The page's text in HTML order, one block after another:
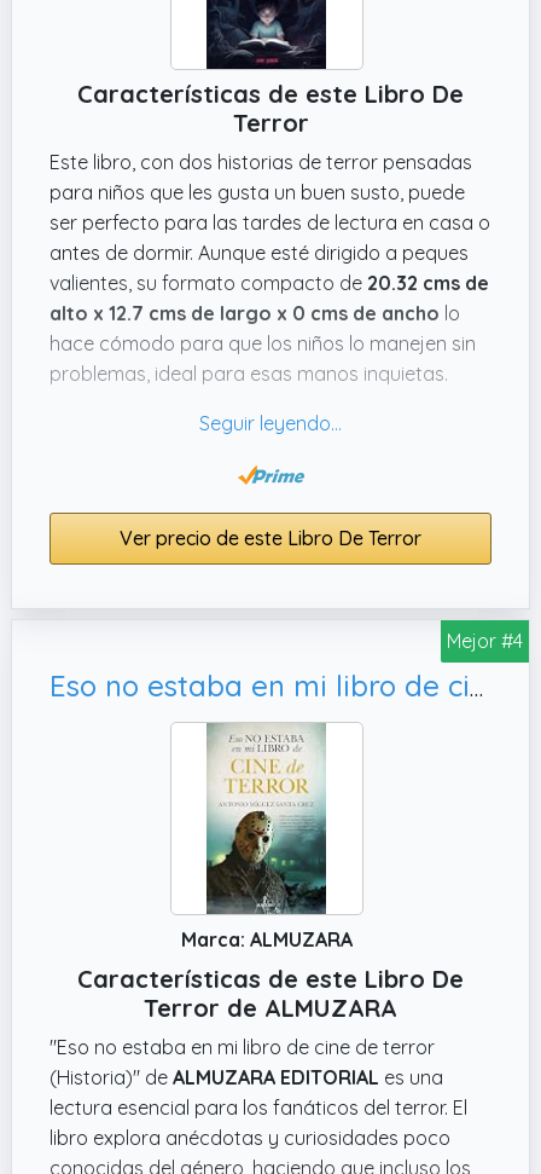
Características de este Libro De
Terror
Este libro, con dos historias de terror pensadas
para niños que les gusta un buen susto, puede
ser perfecto para las tardes de lectura en casa o
antes de dormir. Aunque esté dirigido a peques
valientes, su formato compacto de 20.32 cms de
alto x 12.7 cms de largo x 0 cms de ancho lo
hace cómodo para que los niños lo manejen sin
problemas, ideal para esas manos inquietas.
parece cuidada, lo que da la
sensación de que el contenido está bien
mantener la intriga. Un punto que me parece útil
es que, al ser sólo dos relatos, no abruma ni
mantengan la atención. Así se evita que acaben
el libro sin haber disfrutado del ambiente lúgubre
que propone. No es un manual de terror pesado
accesible a explorar ese tipo de cuentos. Si
conoces a algún niño que adora las historias de
misterio sin pasarse, puede que este libro le
encaje bastante bien.
Ver precio de este Libro De Terror
Mejor #4
Eso no estaba en mi libro de cine de terror (Historia)
Marca: ALMUZARA
Características de este Libro De
Terror de ALMUZARA
"Eso no estaba en mi libro de cine de terror
(Historia)" de ALMUZARA EDITORIAL es una
lectura esencial para los fanáticos del terror. El
libro explora anécdotas y curiosidades poco
conocidas del género, haciendo que incluso los